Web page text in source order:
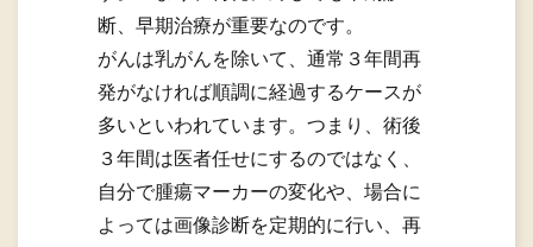
断、早期治療が重要なのです。
がんは乳がんを除いて、通常３年間再
発がなければ順調に経過するケースが
多いといわれています。つまり、術後
３年間は医者任せにするのではなく、
自分で腫瘍マーカーの変化や、場合に
よっては画像診断を定期的に行い、再